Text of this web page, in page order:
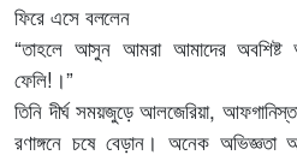
ফিরে এসে বললেন
“তাহলে আসুন আমরা আমাদের
ফেলি!।”
তিনি দীর্ঘ সময়জুড়ে আলজেরিয়া,
রণাঙ্গনে চষে বেড়ান। অনেক